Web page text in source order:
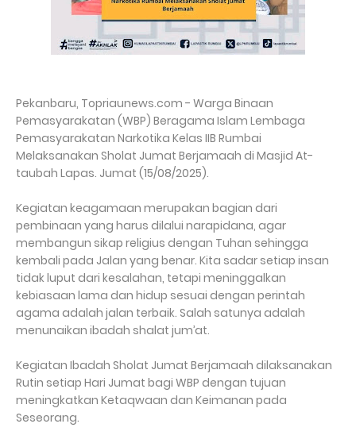
Pekanbaru, Topriaunews.com - Warga Binaan
Pemasyarakatan (WBP) Beragama Islam Lembaga
Pemasyarakatan Narkotika Kelas IIB Rumbai
Melaksanakan Sholat Jumat Berjamaah di Masjid At-
taubah Lapas. Jumat (15/08/2025).
Kegiatan keagamaan merupakan bagian dari
pembinaan yang harus dilalui narapidana, agar
membangun sikap religius dengan Tuhan sehingga
kembali pada Jalan yang benar. Kita sadar setiap insan
tidak luput dari kesalahan, tetapi meninggalkan
kebiasaan lama dan hidup sesuai dengan perintah
agama adalah jalan terbaik. Salah satunya adalah
menunaikan ibadah shalat jum’at.
Kegiatan Ibadah Sholat Jumat Berjamaah dilaksanakan
Rutin setiap Hari Jumat bagi WBP dengan tujuan
meningkatkan Ketaqwaan dan Keimanan pada
Seseorang.